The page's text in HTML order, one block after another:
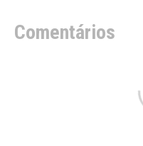
Comentários